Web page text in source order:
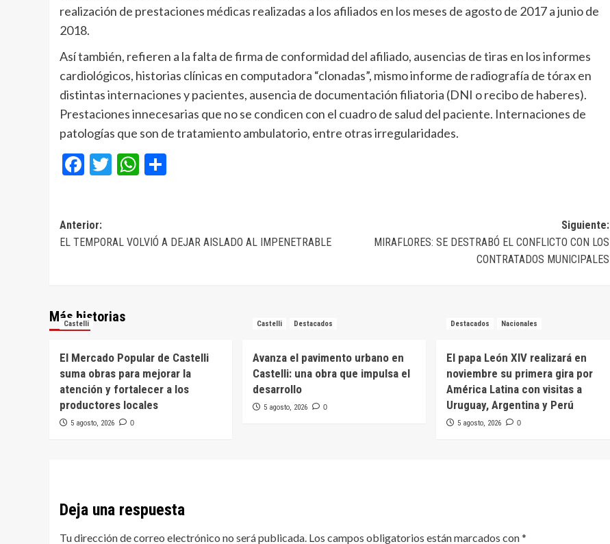
realización de prestaciones médicas realizadas a los afiliados en los meses de agosto de 2017 a junio de
2018.
Así también, refieren a la falta de firma de conformidad del afiliado, ausencias de tiras en los informes
cardiológicos, historias clínicas en computadora “clonadas”, mismo informe de radiografía de tórax en
distintas internaciones y pacientes, ausencia de documentación filiatoria (DNI o recibo de haberes).
Prestaciones innecesarias que no se condicen con el cuadro de salud del paciente. Internaciones de
patologías que son de tratamiento ambulatorio, entre otras irregularidades.
Facebook
TwitterWhatsApp
Navegación
de
Anterior:
EL TEMPORAL VOLVIÓ A DEJAR AISLADO AL IMPENETRABLE
Siguiente:
MIRAFLORES: SE DESTRABÓ EL CONFLICTO CON LOS
CONTRATADOS MUNICIPALES
Más historias
Castelli
El Mercado Popular de Castelli
suma obras para mejorar la
atención y fortalecer a los
productores locales
5 agosto, 2026 0
Castelli Destacados
Avanza el pavimento urbano en
Castelli: una obra que impulsa el
desarrollo
5 agosto, 2026 0
Destacados Nacionales
El papa León XIV realizará en
noviembre su primera gira por
América Latina con visitas a
Uruguay, Argentina y Perú
5 agosto, 2026 0
Deja una respuesta
Tu dirección de correo electrónico no será publicada. Los campos obligatorios están marcados con*